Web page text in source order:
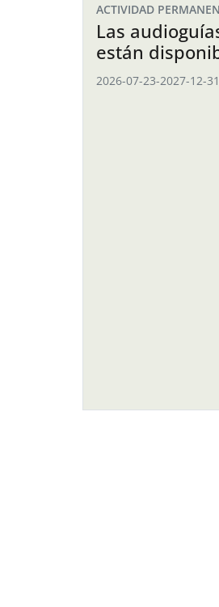
ACTIVIDAD
Las
están
2026-07-23-2027-12-31